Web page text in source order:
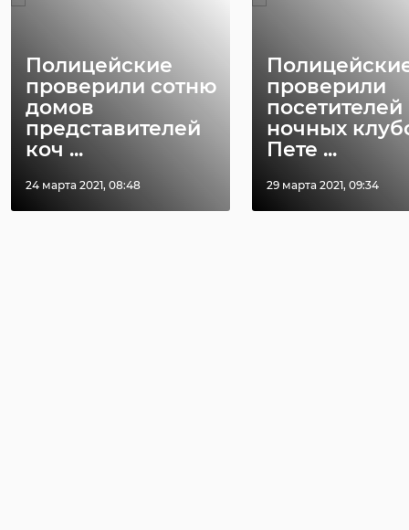
Полицейские
проверили сотню
домов
представителей
коч ...
24 марта 2021, 08:48
проверили
посетителей
ночных
Пете ...
29 марта 2021, 09:34